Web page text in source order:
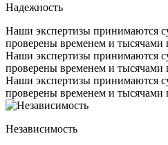
Надежность
Наши экспертизы принимаются
проверены временем и тысячами
Наши экспертизы принимаются
проверены временем и тысячами
Наши экспертизы принимаются
проверены временем и тысячами
Независимость